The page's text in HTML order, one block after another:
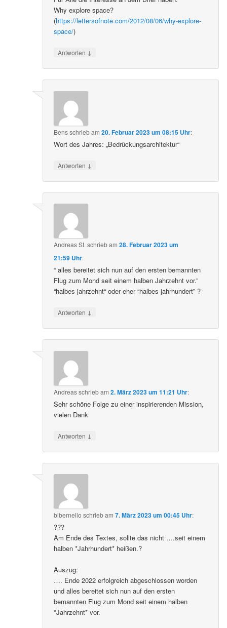
Why explore space?
(https://lettersofnote.com/2012/08/06/why-explore-
space/)
Antworten ↓
Bensschriebam20. Februar 2023 um 08:15 Uhr:
Wort des Jahres: „Bedrückungsarchitektur“
Antworten ↓
Andreas St. schriebam28. Februar 2023 um
21:59 Uhr:
“ alles bereitet sich nun auf den ersten bemannten
Flug zum Mond seit einem halben Jahrzehnt vor.”
“halbes jahrzehnt“ oder eher “halbes jahrhundert” ?
Antworten ↓
Andreasschriebam2. März 2023 um 11:21 Uhr:
Sehr schöne Folge zu einer inspirierenden Mission,
vielen Dank
Antworten ↓
bibernello schriebam7. März 2023 um 00:45 Uhr:
???
Am Ende des Textes, sollte das nicht ….seit einem
halben *Jahrhundert* heißen.?
Auszug:
…. Ende 2022 erfolgreich abgeschlossen worden
und alles bereitet sich nun auf den ersten
bemannten Flug zum Mond seit einem halben
*Jahrzehnt* vor.